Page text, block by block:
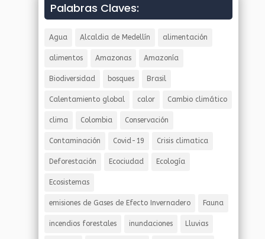
Palabras Claves:
Agua Alcaldia de Medellín alimentación
alimentos Amazonas Amazonía
Biodiversidad bosques Brasil
Calentamiento global calor Cambio climático
clima Colombia Conservación
Contaminación Covid-19 Crisis climatica
Deforestación Ecociudad Ecología
Ecosistemas
emisiones de Gases de Efecto Invernadero Fauna
incendios forestales inundaciones Lluvias